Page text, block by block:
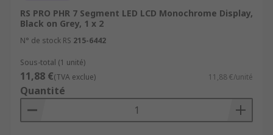
RS PRO PHR 7 Segment LED LCD Monochrome Display,
Black on Grey, 1 x 2
N° de stock RS 215-6442
Sous-total (1 unité)
11,88 €(TVA exclue) 11,88 €/unité
Quantité